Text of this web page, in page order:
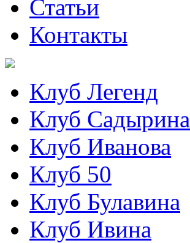
Статьи
Контакты
Клуб Легенд
Клуб Садырина
Клуб Иванова
Клуб 50
Клуб Булавина
Клуб Ивина